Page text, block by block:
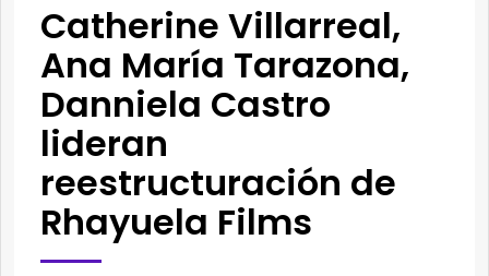
Catherine Villarreal,
Ana María Tarazona,
Danniela Castro
lideran
reestructuración de
Rhayuela Films